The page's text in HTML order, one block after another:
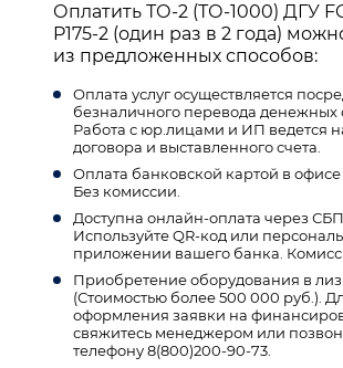
Оплатить ТО-2 (ТО-1000) ДГУ
P175-2 (один раз в 2 года)
из предложенных способов:
Оплата услуг осуществляется
безналичного перевода денежных
Работа с юр.лицами и ИП ведется
договора и выставленного счета.
Оплата банковской картой в
Без комиссии.
Доступна онлайн-оплата через СБП.
Используйте QR-код или
приложении вашего банка.
Приобретение оборудования в
(Стоимостью более 500 000 руб.).
оформления заявки на
свяжитесь менеджером или
телефону 8(800)200-90-73.